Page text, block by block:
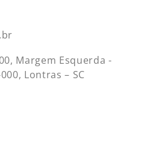
Margem Esquerda -
Lontras – SC